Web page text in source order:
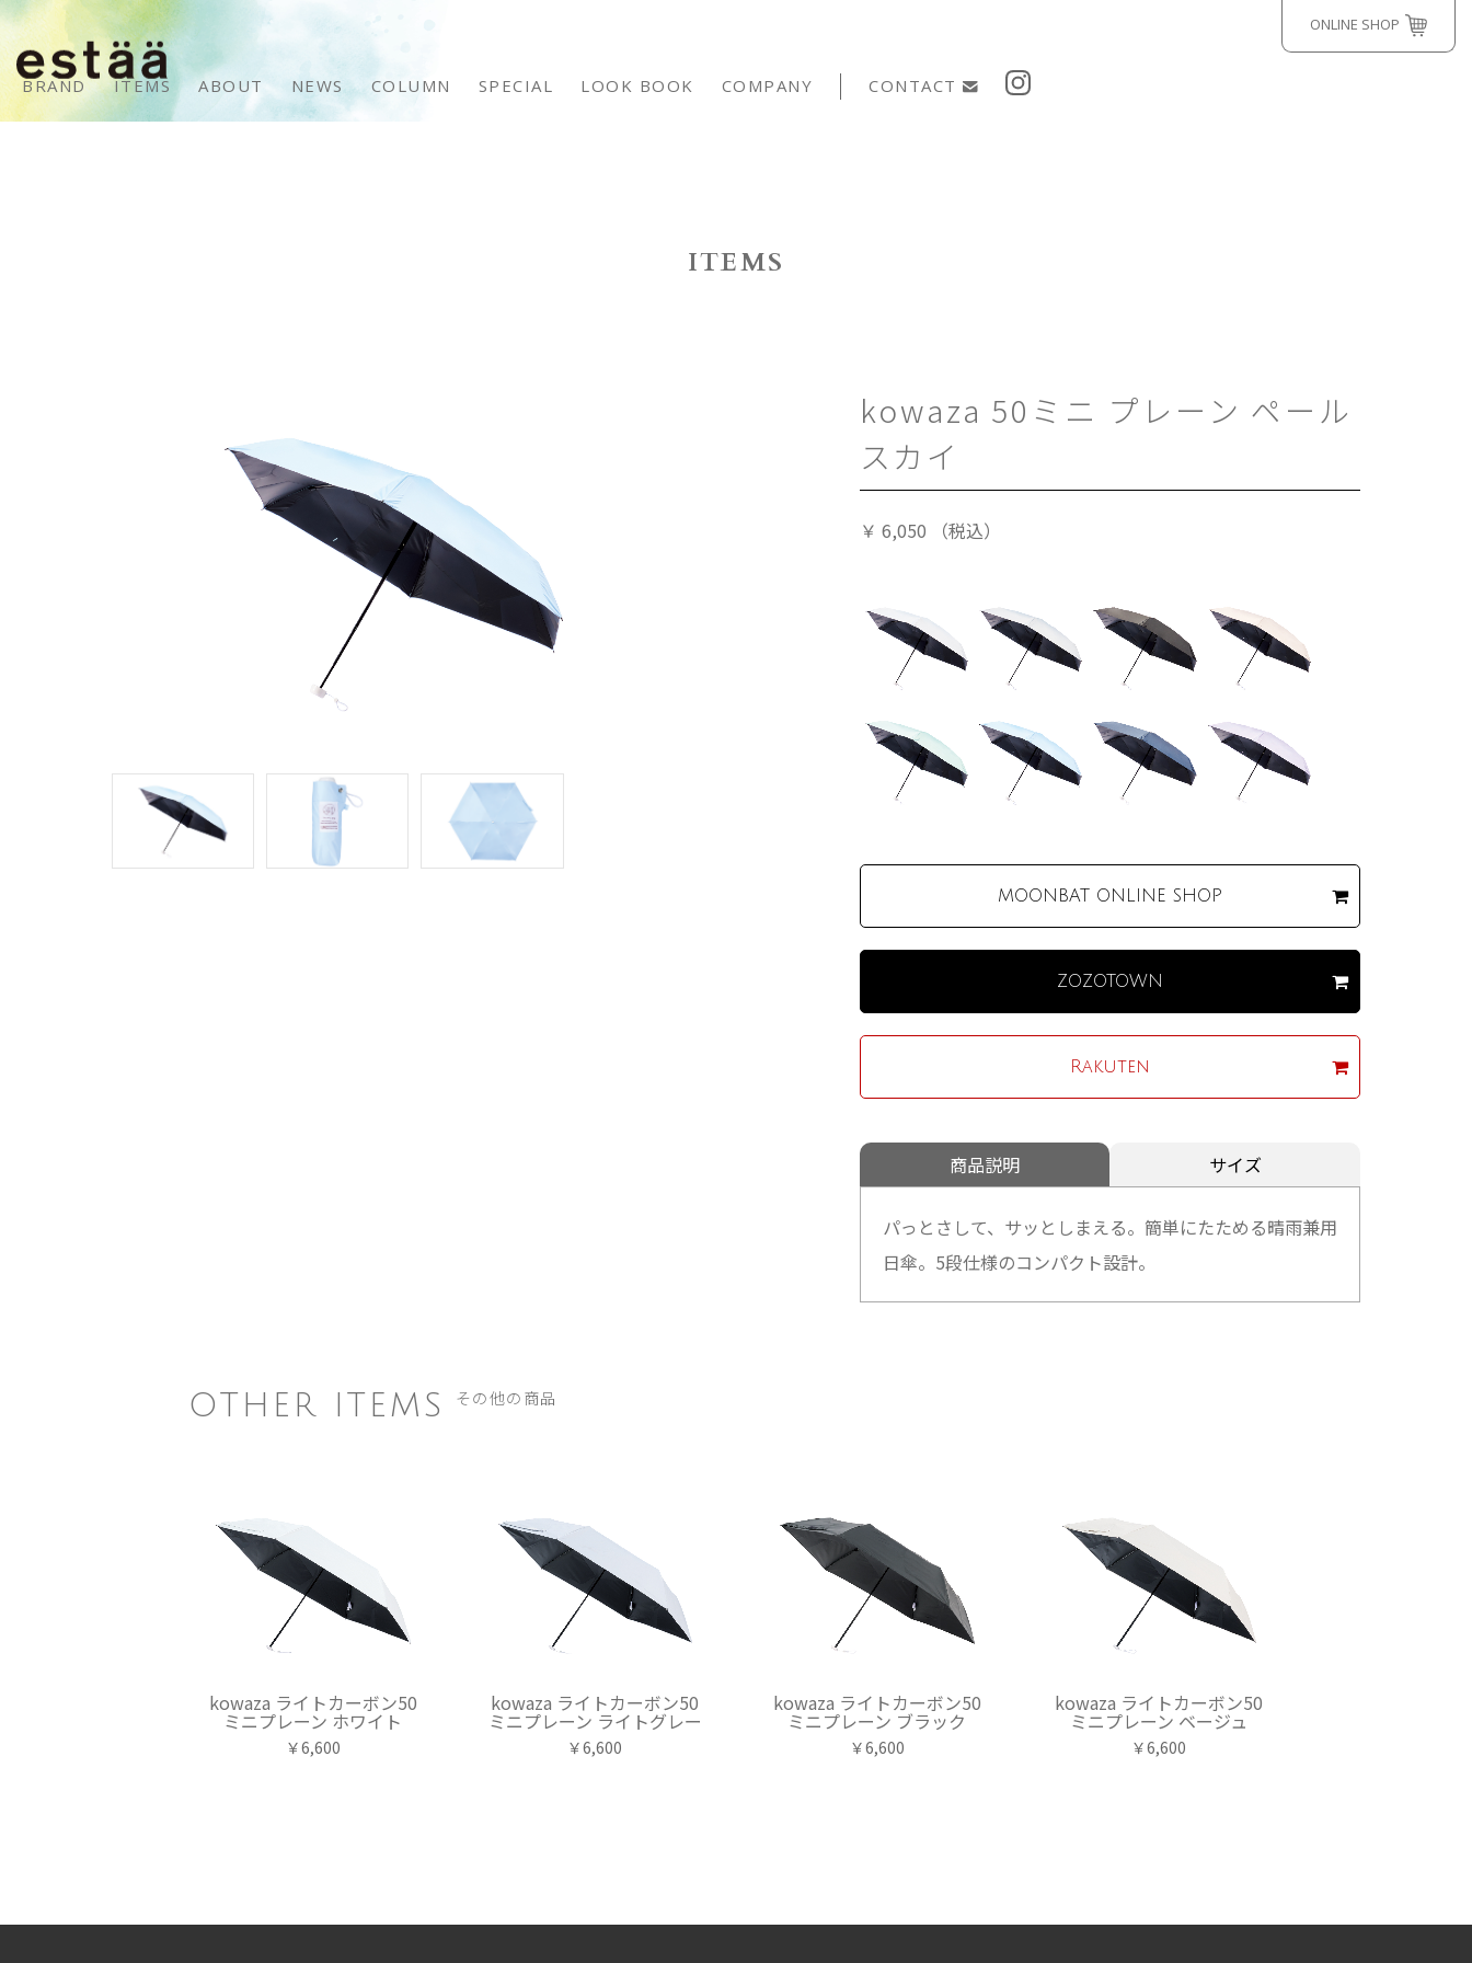
ONLINE SHOP
BRAND ITEMS ABOUT NEWS COLUMN SPECIAL LOOK BOOK COMPANY CONTACT
ITEMS
kowaza 50ミニ プレーン ペール
スカイ
￥ 6,050 （税込）
MOONBATONLINE SHOP
ZOZOTOWN
Rakuten
商品説明 サイズ
パっとさして、サッとしまえる。簡単にたためる晴雨兼用
日傘。5段仕様のコンパクト設計。
OTHER ITEMS その他の商品
kowaza ライトカーボン50
ミニプレーン ホワイト
￥6,600
kowaza ライトカーボン50
ミニプレーン ライトグレー
￥6,600
kowaza ライトカーボン50
ミニプレーン ブラック
￥6,600
kowaza ライトカーボン50
ミニプレーン ベージュ
￥6,600